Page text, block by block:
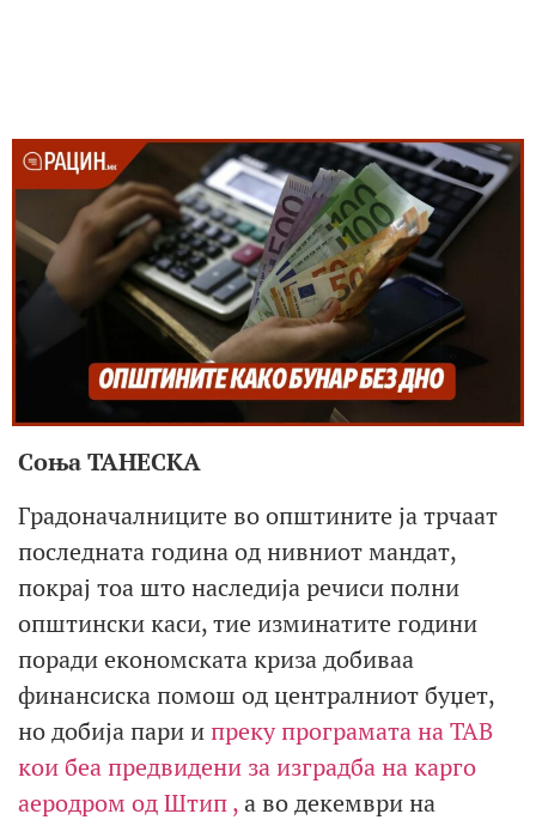
Соња ТАНЕСКА
Градоначалниците во општините ја трчаат
последната година од нивниот мандат,
покрај тоа што наследија речиси полни
општински каси, тие изминатите години
поради економската криза добиваа
финансиска помош од централниот буџет,
но добија пари ипреку програмата на ТАВ
кои беа предвидени за изградба на карго
аеродром од Штип ,а во декември на